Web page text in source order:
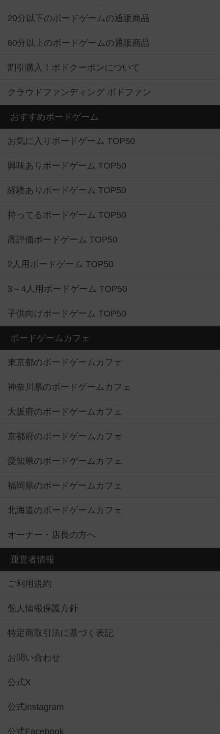
20分以下のボードゲームの通販商品
60分以上のボードゲームの通販商品
割引購入！ボドクーポンについて
クラウドファンディング ボドファン
おすすめボードゲーム
お気に入りボードゲーム TOP50
興味ありボードゲーム TOP50
経験ありボードゲーム TOP50
持ってるボードゲーム TOP50
高評価ボードゲーム TOP50
2人用ボードゲーム TOP50
3～4人用ボードゲーム TOP50
子供向けボードゲーム TOP50
ボードゲームカフェ
東京都のボードゲームカフェ
神奈川県のボードゲームカフェ
大阪府のボードゲームカフェ
京都府のボードゲームカフェ
愛知県のボードゲームカフェ
福岡県のボードゲームカフェ
北海道のボードゲームカフェ
オーナー・店長の方へ
運営者情報
ご利用規約
個人情報保護方針
特定商取引法に基づく表記
お問い合わせ
公式X
公式instagram
公式Facebook